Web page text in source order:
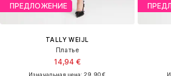
ПРЕДЛОЖЕНИЕ
TALLY WEIJL
Платье
14,94 €
Изначальная цена: 29,90 €